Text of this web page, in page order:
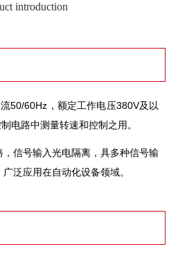
introduction
50/60Hz，额定工作电压380V及以
电路中测量转速和控制之用。
信号输入光电隔离，具多种信号输
泛应用在自动化设备领域。